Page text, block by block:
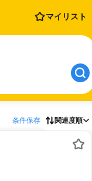
マイリスト
条件保存 関連度順